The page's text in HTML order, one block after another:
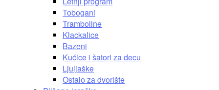
Tobogani
Tramboline
Klackalice
Bazeni
Kućice i šatori za decu
Ljuljaške
Ostalo za dvorište